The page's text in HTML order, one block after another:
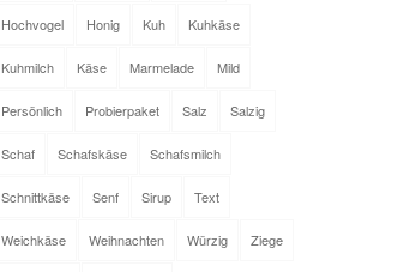
Hochvogel Honig Kuh Kuhkäse
Kuhmilch Käse Marmelade Mild
Persönlich Probierpaket Salz Salzig
Schaf Schafskäse Schafsmilch
Schnittkäse Senf Sirup Text
Weichkäse Weihnachten Würzig Ziege